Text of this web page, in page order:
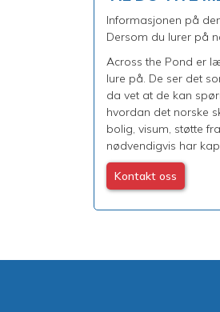
Informasjonen på
Dersom du lurer på
Across the Pond er
lure på. De ser det
da vet at de kan
hvordan det norske
bolig, visum, støtte
nødvendigvis har
Kontakt oss